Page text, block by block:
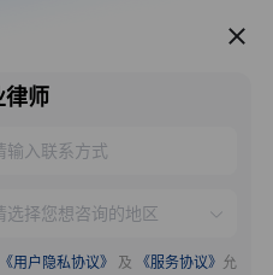
服务推荐
律师
《用户隐私协议》 及 《服务协议》 允